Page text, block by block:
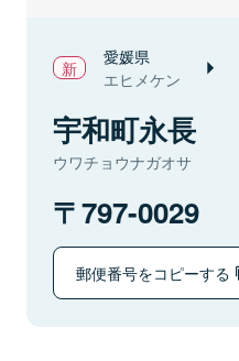
愛媛県
エヒメケン
宇和町永長
ウワチョウナガオサ
797-0029
郵便番号をコピーする